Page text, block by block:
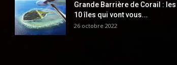
Grande Barrière de Corail : les
10 îles qui vont vous...
26 octobre 2022